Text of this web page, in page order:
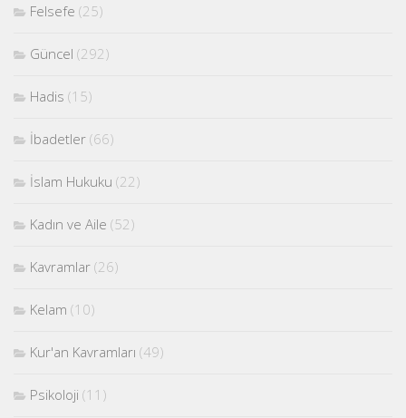
Felsefe (25)
Güncel (292)
Hadis (15)
İbadetler (66)
İslam Hukuku (22)
Kadın ve Aile (52)
Kavramlar (26)
Kelam (10)
Kur'an Kavramları (49)
Psikoloji (11)